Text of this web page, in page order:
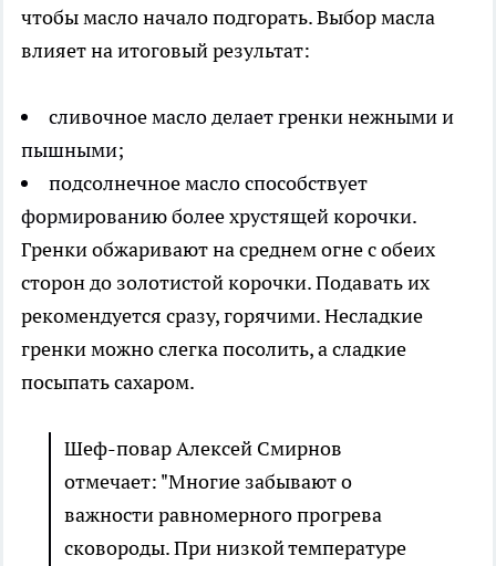
чтобы масло начало подгорать. Выбор масла
влияет на итоговый результат:
сливочное масло делает гренки нежными и
пышными;
подсолнечное масло способствует
формированию более хрустящей корочки.
Гренки обжаривают на среднем огне с обеих
сторон до золотистой корочки. Подавать их
рекомендуется сразу, горячими. Несладкие
гренки можно слегка посолить, а сладкие
посыпать сахаром.
Шеф-повар Алексей Смирнов
отмечает: "Многие забывают о
важности равномерного прогрева
сковороды. При низкой температуре